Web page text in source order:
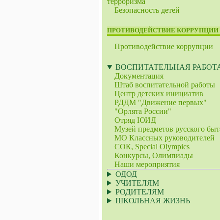
Безопасность детей
ПРОТИВОДЕЙСТВИЕ КОРРУПЦИИ
Противодействие коррупции
ВОСПИТАТЕЛЬНАЯ
Документация
Штаб воспитательной работы
Центр детских инициатив
РДДМ "Движение первых"
"Орлята России"
Отряд ЮИД
Музей предметов русского
МО Классных руководителей
СОК, Speсial Olympics
Конкурсы, Олимпиады
Наши мероприятия
ОДОД
УЧИТЕЛЯМ
РОДИТЕЛЯМ
ШКОЛЬНАЯ ЖИЗНЬ